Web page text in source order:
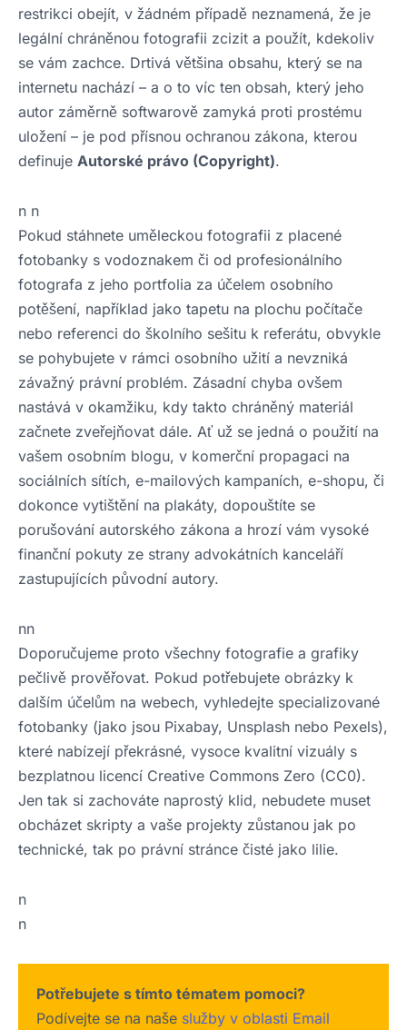
restrikci obejít, v žádném případě neznamená, že je
legální chráněnou fotografii zcizit a použít, kdekoliv
se vám zachce. Drtivá většina obsahu, který se na
internetu nachází – a o to víc ten obsah, který jeho
autor záměrně softwarově zamyká proti prostému
uložení – je pod přísnou ochranou zákona, kterou
definuje Autorské právo (Copyright).
n n
Pokud stáhnete uměleckou fotografii z placené
fotobanky s vodoznakem či od profesionálního
fotografa z jeho portfolia za účelem osobního
potěšení, například jako tapetu na plochu počítače
nebo referenci do školního sešitu k referátu, obvykle
se pohybujete v rámci osobního užití a nevzniká
závažný právní problém. Zásadní chyba ovšem
nastává v okamžiku, kdy takto chráněný materiál
začnete zveřejňovat dále. Ať už se jedná o použití na
vašem osobním blogu, v komerční propagaci na
sociálních sítích, e-mailových kampaních, e-shopu, či
dokonce vytištění na plakáty, dopouštíte se
porušování autorského zákona a hrozí vám vysoké
finanční pokuty ze strany advokátních kanceláří
zastupujících původní autory.
nn
Doporučujeme proto všechny fotografie a grafiky
pečlivě prověřovat. Pokud potřebujete obrázky k
dalším účelům na webech, vyhledejte specializované
fotobanky (jako jsou Pixabay, Unsplash nebo Pexels),
které nabízejí překrásné, vysoce kvalitní vizuály s
bezplatnou licencí Creative Commons Zero (CC0).
Jen tak si zachováte naprostý klid, nebudete muset
obcházet skripty a vaše projekty zůstanou jak po
technické, tak po právní stránce čisté jako lilie.
n
n
Potřebujete s tímto tématem pomoci?
Podívejte se na naše služby v oblasti Email